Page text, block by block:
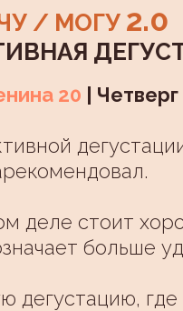
/ МОГУ 2.0
20 |
деле стоит
больше
дегустацию,